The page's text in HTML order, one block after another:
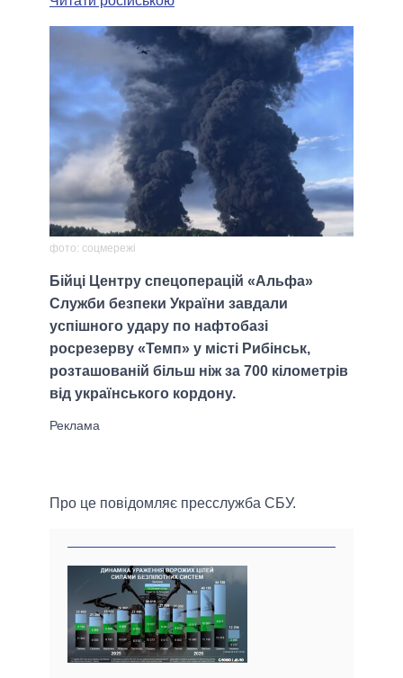
фото: соцмережі
Бійці Центру спецоперацій «Альфа»
Служби безпеки України завдали
успішного удару по нафтобазі
росрезерву «Темп» у місті Рибінськ,
розташованій більш ніж за 700 кілометрів
від українського кордону.
Про це повідомляє пресслужба СБУ.